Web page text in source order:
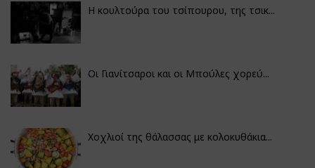
Η κουλτούρα του τσίπουρου, της τσικ...
Οι Γιανίτσαροι και οι Μπούλες χορεύ...
Χοχλιοί της θάλασσας με κολοκυθάκια...